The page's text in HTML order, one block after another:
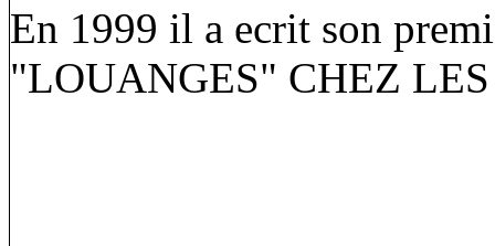
En 1999 il a ecrit son
"LOUANGES" CHEZ